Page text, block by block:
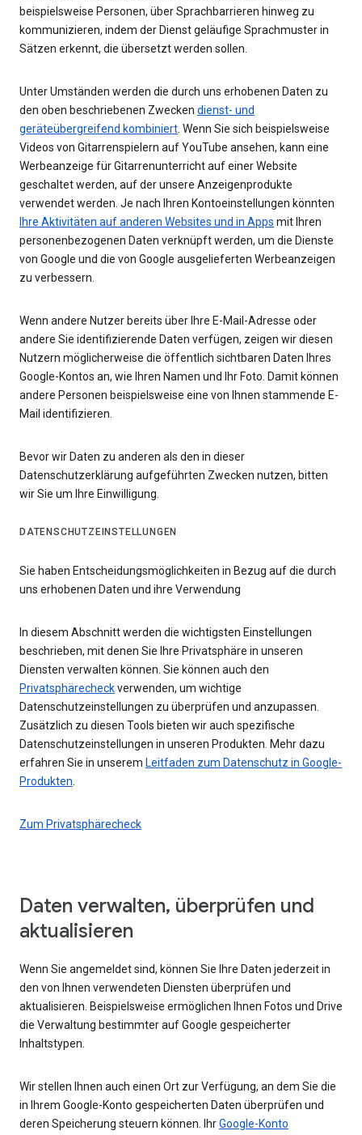
beispielsweise Personen, über Sprachbarrieren hinweg zu
kommunizieren, indem der Dienst geläufige Sprachmuster in
Sätzen erkennt, die übersetzt werden sollen.
Unter Umständen werden die durch uns erhobenen Daten zu
den oben beschriebenen Zwecken dienst- und
geräteübergreifend kombiniert . Wenn Sie sich beispielsweise
Videos von Gitarrenspielern auf YouTube ansehen, kann eine
Werbeanzeige für Gitarrenunterricht auf einer Website
geschaltet werden, auf der unsere Anzeigenprodukte
verwendet werden. Je nach Ihren Kontoeinstellungen könnten
Ihre Aktivitäten auf anderen Websites und in Apps mit Ihren
personenbezogenen Daten verknüpft werden, um die Dienste
von Google und die von Google ausgelieferten Werbeanzeigen
zu verbessern.
Wenn andere Nutzer bereits über Ihre E-Mail-Adresse oder
andere Sie identifizierende Daten verfügen, zeigen wir diesen
Nutzern möglicherweise die öffentlich sichtbaren Daten Ihres
Google-Kontos an, wie Ihren Namen und Ihr Foto. Damit können
andere Personen beispielsweise eine von Ihnen stammende E-
Mail identifizieren.
Bevor wir Daten zu anderen als den in dieser
Datenschutzerklärung aufgeführten Zwecken nutzen, bitten
wir Sie um Ihre Einwilligung.
DATENSCHUTZEINSTELLUNGEN
Sie haben Entscheidungsmöglichkeiten in Bezug auf die durch
uns erhobenen Daten und ihre Verwendung
In diesem Abschnitt werden die wichtigsten Einstellungen
beschrieben, mit denen Sie Ihre Privatsphäre in unseren
Diensten verwalten können. Sie können auch den
Privatsphärecheckverwenden, um wichtige
Datenschutzeinstellungen zu überprüfen und anzupassen.
Zusätzlich zu diesen Tools bieten wir auch spezifische
Datenschutzeinstellungen in unseren Produkten. Mehr dazu
erfahren Sie in unserem Leitfaden zum Datenschutz in Google-
Produkten
Zum Privatsphärecheck
Daten verwalten, überprüfen und
aktualisieren
Wenn Sie angemeldet sind, können Sie Ihre Daten jederzeit in
den von Ihnen verwendeten Diensten überprüfen und
aktualisieren. Beispielsweise ermöglichen Ihnen Fotos und Drive
die Verwaltung bestimmter auf Google gespeicherter
Inhaltstypen.
Wir stellen Ihnen auch einen Ort zur Verfügung, an dem Sie die
in Ihrem Google-Konto gespeicherten Daten überprüfen und
deren Speicherung steuern können. IhrGoogle-Konto